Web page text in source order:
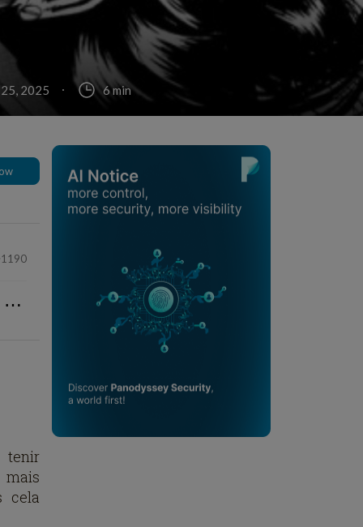
2025 6 min
1190
⋯
tenir
cela